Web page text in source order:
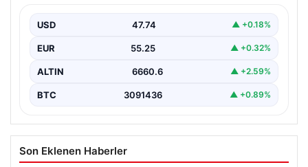
fiyatları
USD 47.74 ▲ +0.18%
EUR 55.25 ▲ +0.32%
ALTIN 6660.6 ▲ +2.59%
BTC 3091436 ▲ +0.89%
Son Eklenen Haberler